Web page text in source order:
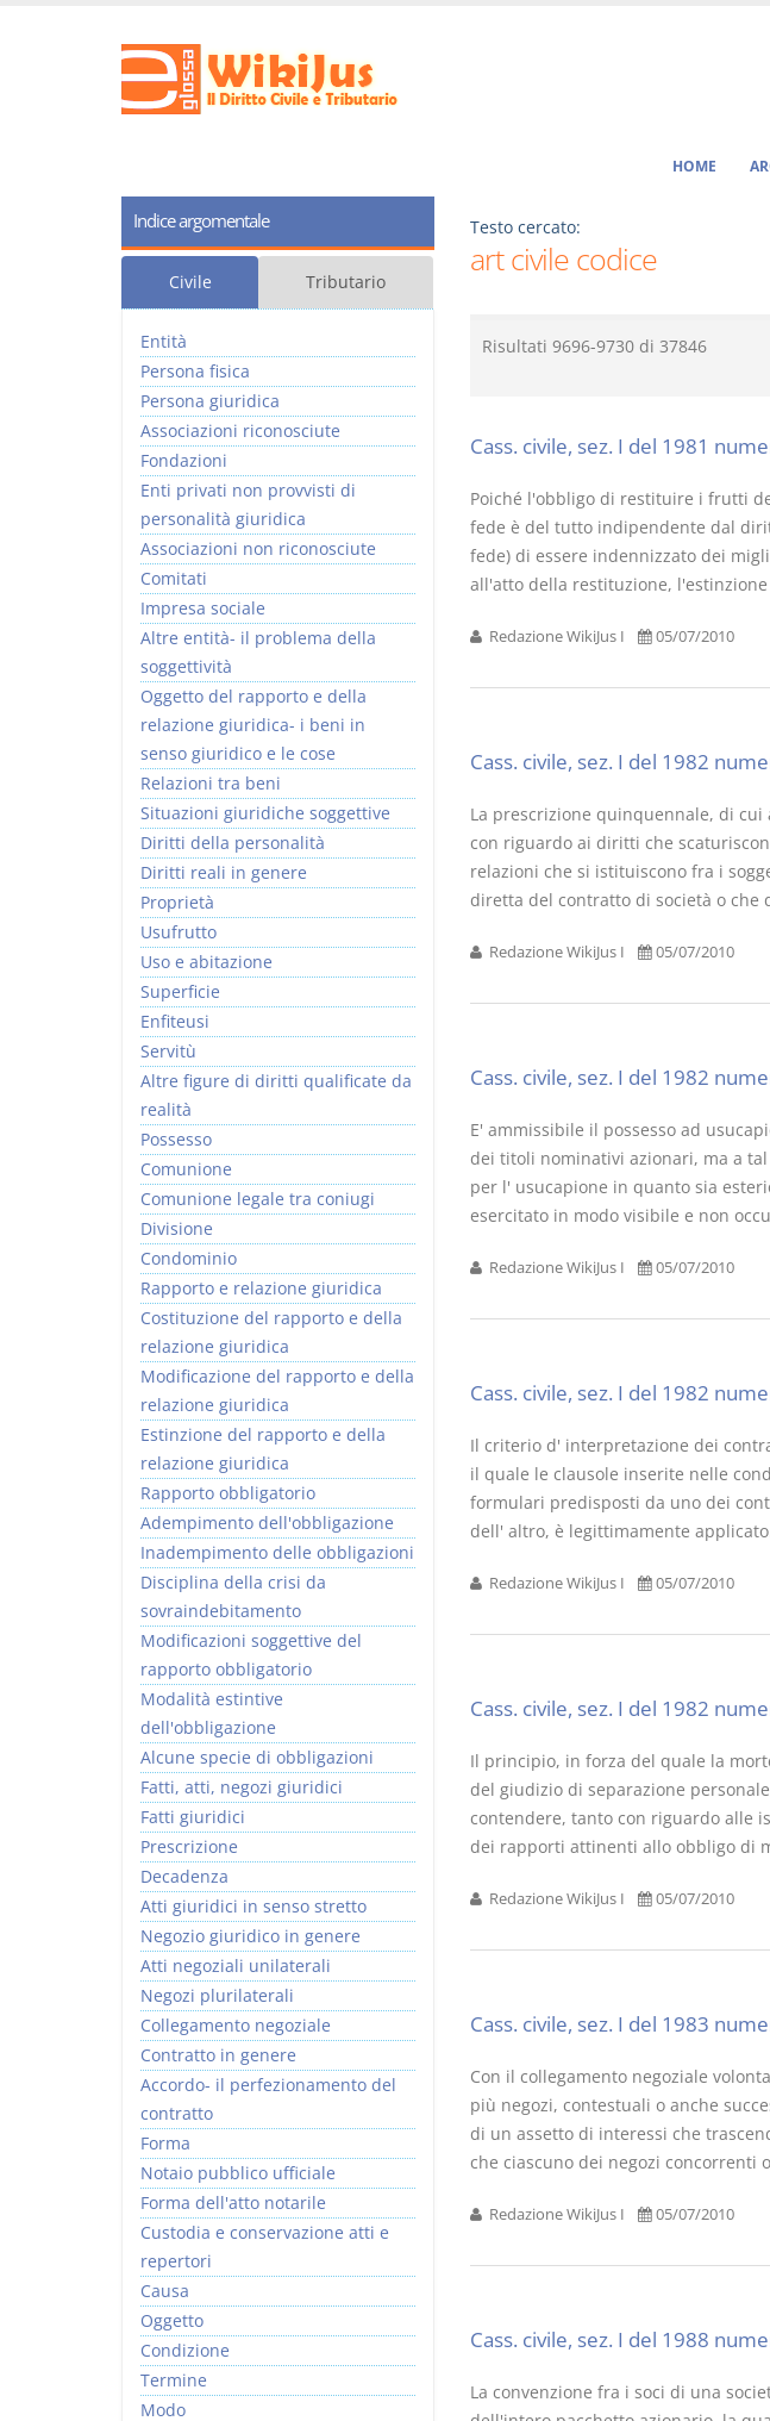
HOME
Testo cercato:
art civile codice
Risultati 9696-9730di 37846
Cass. civile, sez. I del 1981
Poiché l'obbligo di restituire i frutti
fede è del tutto indipendente dal
fede) di essere indennizzato dei
all'atto della restituzione,
Redazione WikiJus I 05/07/2010
Cass. civile, sez. I del 1982
La prescrizione quinquennale, di cui
con riguardo ai diritti che
relazioni che si istituiscono fra i
diretta del contratto di società o che
Redazione WikiJus I 05/07/2010
Cass. civile, sez. I del 1982
E' ammissibile il possesso ad
dei titoli nominativi azionari, ma a
per l' usucapione in quanto sia
esercitato in modo visibile e non
Redazione WikiJus I 05/07/2010
Cass. civile, sez. I del 1982
Il criterio d' interpretazione dei
il quale le clausole inserite nelle
formulari predisposti da uno dei
dell' altro, è legittimamente
Redazione WikiJus I 05/07/2010
Cass. civile, sez. I del 1982
Il principio, in forza del quale la
del giudizio di separazione
contendere, tanto con riguardo alle
dei rapporti attinenti allo obbligo di
Redazione WikiJus I 05/07/2010
Cass. civile, sez. I del 1983
Con il collegamento negoziale
più negozi, contestuali o anche
di un assetto di interessi che
che ciascuno dei negozi concorrenti
Redazione WikiJus I 05/07/2010
Cass. civile, sez. I del 1988
La convenzione fra i soci di una
Indice argomentale
Civile Tributario
Entità
Persona fisica
Persona giuridica
Associazioni riconosciute
Fondazioni
Enti privati non provvisti di
personalità giuridica
Associazioni non riconosciute
Comitati
Impresa sociale
Altre entità- il problema della
soggettività
Oggetto del rapporto e della
relazione giuridica- i beni in
senso giuridico e le cose
Relazioni tra beni
Situazioni giuridiche soggettive
Diritti della personalità
Diritti reali in genere
Proprietà
Usufrutto
Uso e abitazione
Superficie
Enfiteusi
Servitù
Altre figure di diritti qualificate da
realità
Possesso
Comunione
Comunione legale tra coniugi
Divisione
Condominio
Rapporto e relazione giuridica
Costituzione del rapporto e della
relazione giuridica
Modificazione del rapporto e della
relazione giuridica
Estinzione del rapporto e della
relazione giuridica
Rapporto obbligatorio
Adempimento dell'obbligazione
Inadempimento delle obbligazioni
Disciplina della crisi da
sovraindebitamento
Modificazioni soggettive del
rapporto obbligatorio
Modalità estintive
dell'obbligazione
Alcune specie di obbligazioni
Fatti, atti, negozi giuridici
Fatti giuridici
Prescrizione
Decadenza
Atti giuridici in senso stretto
Negozio giuridico in genere
Atti negoziali unilaterali
Negozi plurilaterali
Collegamento negoziale
Contratto in genere
Accordo- il perfezionamento del
contratto
Forma
Notaio pubblico ufficiale
Forma dell'atto notarile
Custodia e conservazione atti e
repertori
Causa
Oggetto
Condizione
Termine
Modo
I Vincoli Preliminari
Versione ebook€ 4,19
Usufrutto Uso e
Abitazione
Versione ebook
€ 4,19
(iva incl.)
Prescrizione e
Versione
(iva incl.)